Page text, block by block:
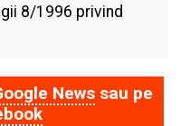
8/1996 privind
Newssau pe